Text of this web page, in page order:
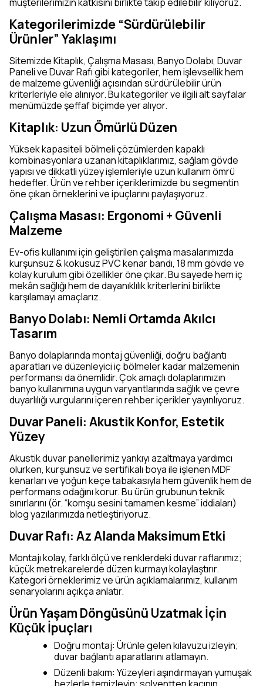
Kategorilerimizde “Sürdürülebilir
Ürünler” Yaklaşımı
Sitemizde Kitaplık, Çalışma Masası, Banyo Dolabı, Duvar
Paneli ve Duvar Rafı gibi kategoriler, hem işlevsellik hem
de malzeme güvenliği açısından sürdürülebilir ürün
kriterleriyle ele alınıyor. Bu kategoriler ve ilgili alt sayfalar
menümüzde şeffaf biçimde yer alıyor.
Kitaplık: Uzun Ömürlü Düzen
Yüksek kapasiteli bölmeli çözümlerden kapaklı
kombinasyonlara uzanan kitaplıklarımız, sağlam gövde
yapısı ve dikkatli yüzey işlemleriyle uzun kullanım ömrü
hedefler. Ürün ve rehber içeriklerimizde bu segmentin
öne çıkan örneklerini ve ipuçlarını paylaşıyoruz.
Çalışma Masası: Ergonomi + Güvenli
Malzeme
Ev-ofis kullanımı için geliştirilen çalışma masalarımızda
kurşunsuz & kokusuz PVC kenar bandı, 18 mm gövde ve
kolay kurulum gibi özellikler öne çıkar. Bu sayede hem iç
mekân sağlığı hem de dayanıklılık kriterlerini birlikte
karşılamayı amaçlarız.
Banyo Dolabı: Nemli Ortamda Akılcı
Tasarım
Banyo dolaplarında montaj güvenliği, doğru bağlantı
aparatları ve düzenleyici iç bölmeler kadar malzemenin
performansı da önemlidir. Çok amaçlı dolaplarımızın
banyo kullanımına uygun varyantlarında sağlık ve çevre
duyarlılığı vurgularını içeren rehber içerikler yayınlıyoruz.
Duvar Paneli: Akustik Konfor, Estetik
Yüzey
Akustik duvar panellerimiz yankıyı azaltmaya yardımcı
olurken, kurşunsuz ve sertifikalı boya ile işlenen MDF
kenarları ve yoğun keçe tabakasıyla hem güvenlik hem de
performans odağını korur. Bu ürün grubunun teknik
sınırlarını (ör. “komşu sesini tamamen kesme” iddiaları)
blog yazılarımızda netleştiriyoruz.
Duvar Rafı: Az Alanda Maksimum Etki
Montajı kolay, farklı ölçü ve renklerdeki duvar raflarımız;
küçük metrekarelerde düzen kurmayı kolaylaştırır.
Kategori örneklerimiz ve ürün açıklamalarımız, kullanım
senaryolarını açıkça anlatır.
Ürün Yaşam Döngüsünü Uzatmak İçin
Küçük İpuçları
Doğru montaj: Ürünle gelen kılavuzu izleyin;
duvar bağlantı aparatlarını atlamayın.
Düzenli bakım: Yüzeyleri aşındırmayan yumuşak